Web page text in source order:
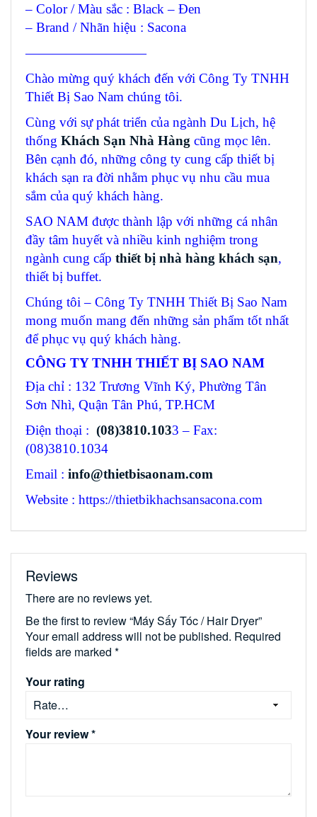
– Color / Màu sắc : Black – Đen
– Brand / Nhãn hiệu : Sacona
—————————
Chào mừng quý khách đến với Công Ty TNHH
Thiết Bị Sao Nam chúng tôi.
Cùng với sự phát triển của ngành Du Lịch, hệ
thống Khách Sạn Nhà Hàng cũng mọc lên.
Bên cạnh đó, những công ty cung cấp thiết bị
khách sạn ra đời nhằm phục vụ nhu cầu mua
sắm của quý khách hàng.
SAO NAM được thành lập với những cá nhân
đầy tâm huyết và nhiều kinh nghiệm trong
ngành cung cấp thiết bị nhà hàng khách sạn,
thiết bị buffet.
Chúng tôi – Công Ty TNHH Thiết Bị Sao Nam
mong muốn mang đến những sản phẩm tốt nhất
để phục vụ quý khách hàng.
CÔNG TY TNHH THIẾT BỊ SAO NAM
Địa chỉ : 132 Trương Vĩnh Ký, Phường Tân
Sơn Nhì, Quận Tân Phú, TP.HCM
Điện thoại : (08)3810.1033 – Fax:
(08)3810.1034
Email : info@thietbisaonam.com
Website : https://thietbikhachsansacona.com
Reviews
There are no reviews yet.
Be the first to review “Máy Sấy Tóc / Hair Dryer”
Your email address will not be published. Required
fields are marked *
Your rating
Your review*